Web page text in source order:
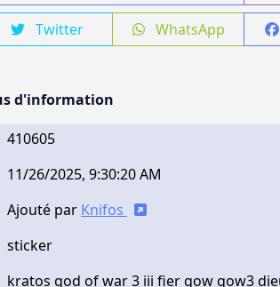
Twitter WhatsApp
d'information
410605
11/26/2025, 9:30:20 AM
Ajouté par Knifos
sticker
kratos god of war 3 iii fier gow gow3